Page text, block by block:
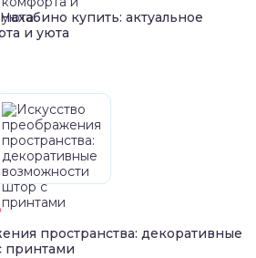
купить: актуальное
и уюта
пространства: декоративные
принтами